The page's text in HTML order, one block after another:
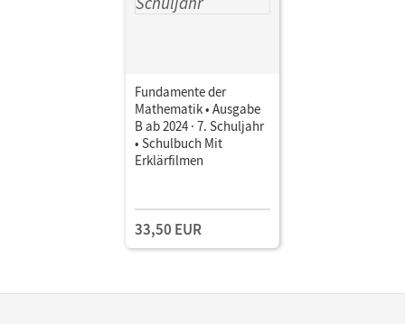
Fundamente der
Mathematik • Ausgabe
B ab 2024 · 7. Schuljahr
• Schulbuch Mit
Erklärfilmen
33,50 EUR